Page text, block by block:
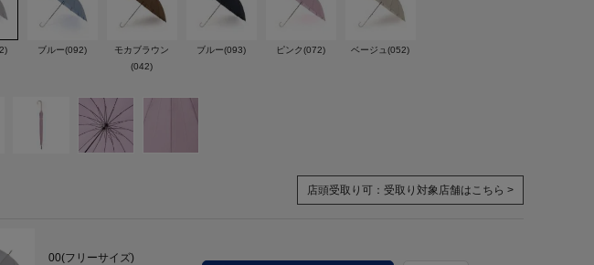
ブルー(092)
モカブラウン
(042)
ブルー(093) ピンク(072) ベージュ(052)
店頭受取り可： 受取り対象店舗はこちら >
00(フリーサイズ)